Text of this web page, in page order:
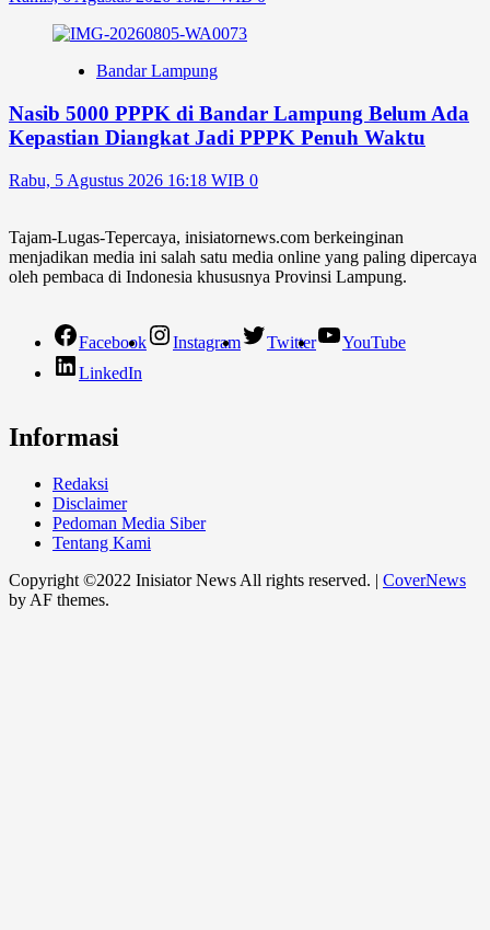
Bandar Lampung
Nasib 5000 PPPK di Bandar Lampung Belum Ada
Kepastian Diangkat Jadi PPPK Penuh Waktu
Rabu, 5 Agustus 2026 16:18 WIB 0
Tajam-Lugas-Tepercaya, inisiatornews.com berkeinginan
menjadikan media ini salah satu media online yang paling dipercaya
oleh pembaca di Indonesia khususnya Provinsi Lampung.
Facebook Instagram Twitter
YouTube
LinkedIn
Informasi
Redaksi
Disclaimer
Pedoman Media Siber
Tentang Kami
Copyright ©2022 Inisiator News All rights reserved. | CoverNews
by AF themes.